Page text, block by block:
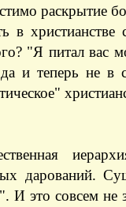
раскрытие
в христианстве
"Я питал
и теперь не в
дарований.
И это совсем не